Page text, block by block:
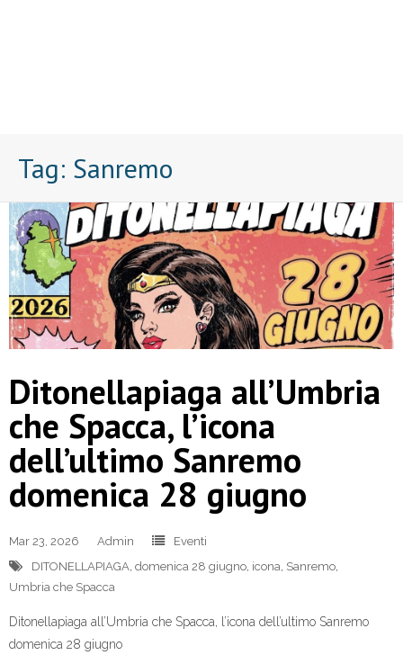
Tag: Sanremo
Ditonellapiaga all’Umbria
che Spacca, l’icona
dell’ultimo Sanremo
domenica 28 giugno
Mar 23, 2026 Admin
Eventi
DITONELLAPIAGA domenica 28 giugno icona Sanremo
Umbria che Spacca
Ditonellapiaga all’Umbria che Spacca, l’icona dell’ultimo Sanremo
domenica 28 giugno